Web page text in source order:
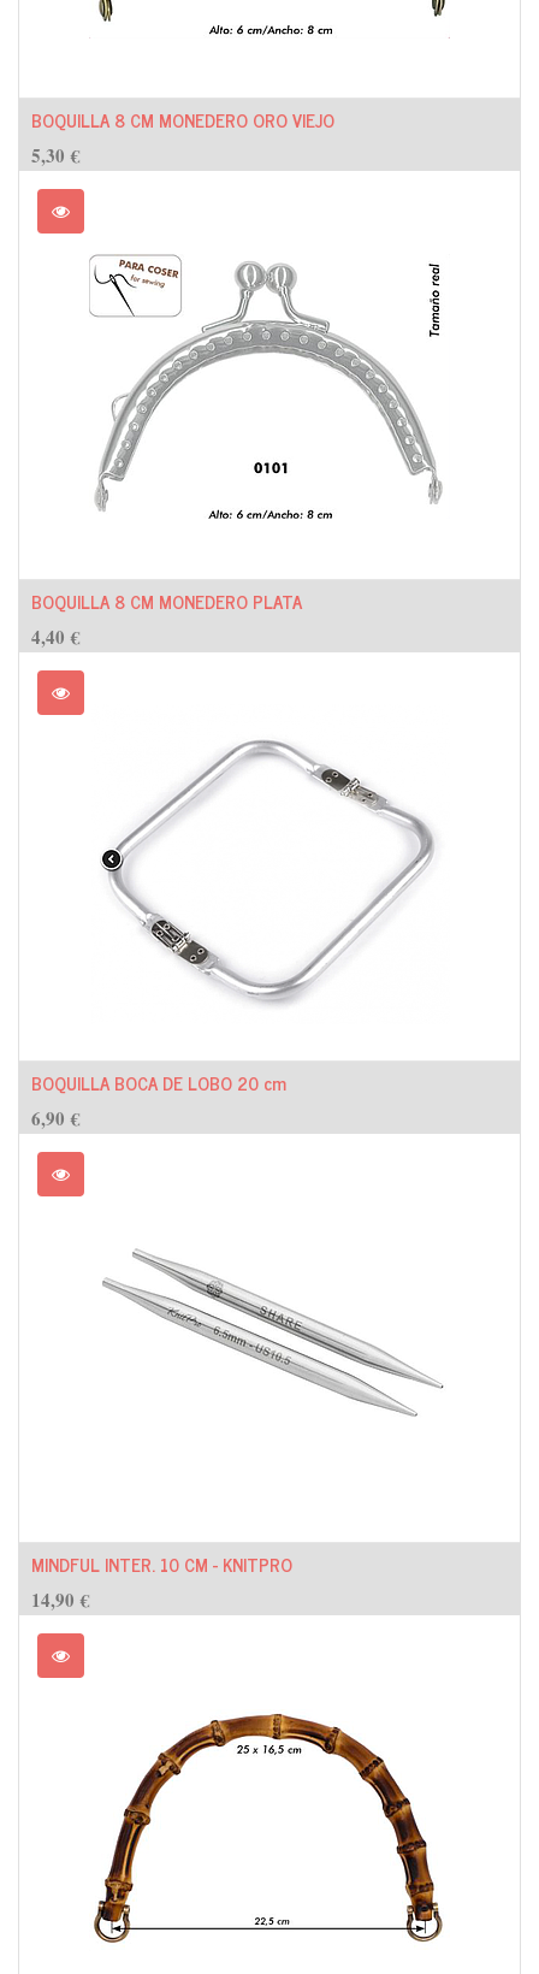
BOQUILLA 8 CM MONEDERO ORO VIEJO
5,30 €
BOQUILLA 8 CM MONEDERO PLATA
4,40 €
BOQUILLA BOCA DE LOBO 20 cm
6,90 €
MINDFUL INTER. 10 CM - KNITPRO
14,90 €